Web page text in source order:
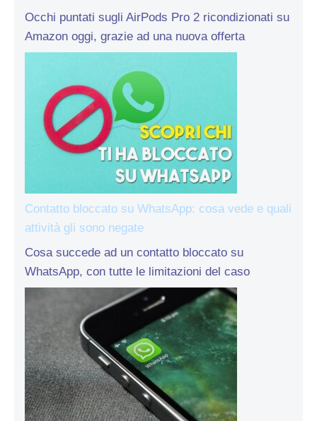
Occhi puntati sugli AirPods Pro 2 ricondizionati su
Amazon oggi, grazie ad una nuova offerta
Contatto bloccato su WhatsApp: cosa vede e quali
attività gli sono negate
Cosa succede ad un contatto bloccato su
WhatsApp, con tutte le limitazioni del caso